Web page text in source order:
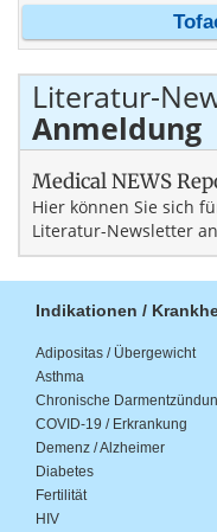
Literatur-
Anmeldung
Medical NEWS
Hier können Sie sich
Literatur-Newsletter
Indikationen /
Adipositas / Übergewicht
Asthma
Chronische
COVID-19 / Erkrankung
Demenz / Alzheimer
Diabetes
Fertilität
HIV